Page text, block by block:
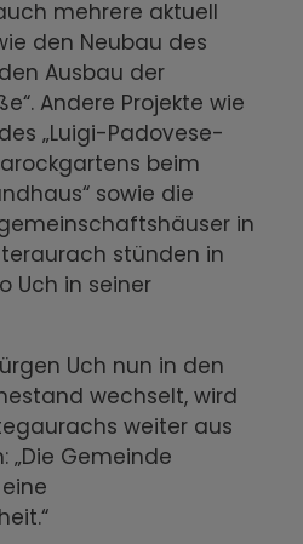
mehrere aktuell
den Neubau des
Ausbau der
Andere Projekte wie
„Luigi-Padovese-
beim
sowie die
in
stünden in
Uch in seiner
Uch nun in den
wechselt, wird
weiter aus
„Die Gemeinde